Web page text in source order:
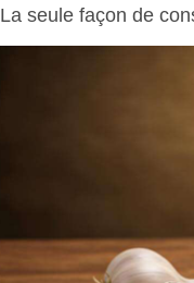
La seule façon de